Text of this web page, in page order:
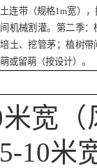
土连带（规格1m宽）
间机械割灌。第二季：
培土、挖管茅；植树带
萌或留萌（按设计）。
米宽（
5-10米